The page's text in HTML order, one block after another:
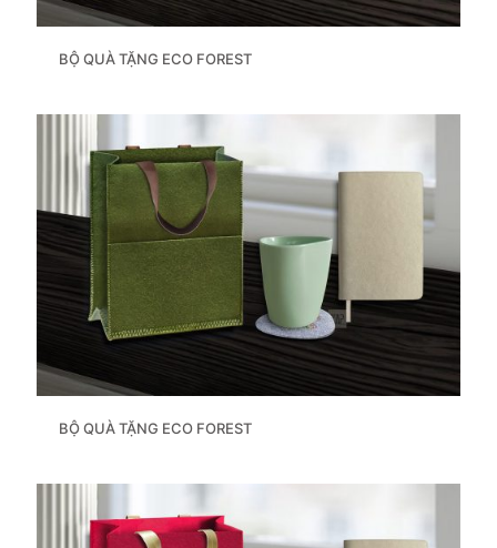
BỘ QUÀ TẶNG ECO FOREST
BỘ QUÀ TẶNG ECO FOREST